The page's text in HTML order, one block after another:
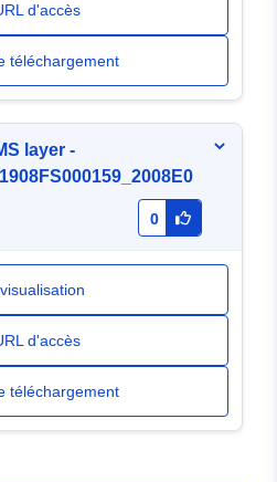
d'accès
téléchargement
layer -
0
d'accès
téléchargement